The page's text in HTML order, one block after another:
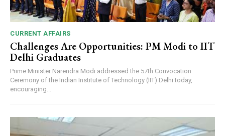
CURRENT AFFAIRS
Challenges Are Opportunities: PM Modi to IIT
Delhi Graduates
Prime Minister Narendra Modi addressed the 57th Convocation
Ceremony of the Indian Institute of Technology (IIT) Delhi today,
encouraging...